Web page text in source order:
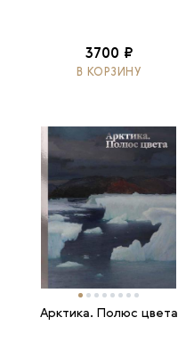
3700 ₽
В КОРЗИНУ
Арктика. Полюс цвета